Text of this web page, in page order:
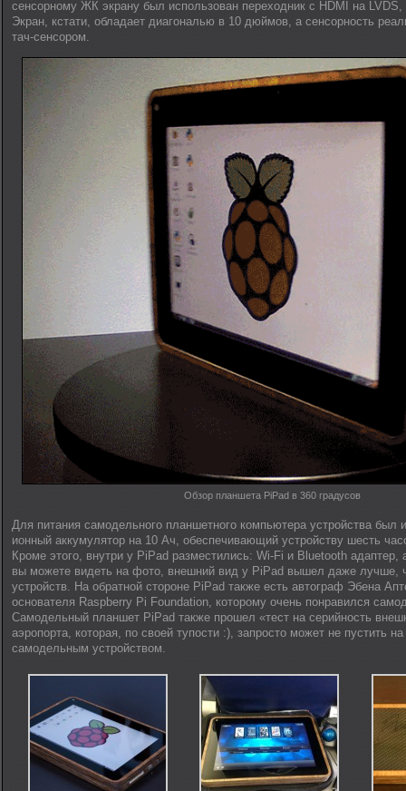
сенсорному ЖК экрану был использован переходник с HDMI на
Экран, кстати, обладает диагональю в 10 дюймов, а сенсорность
тач-сенсором.
Обзор планшета PiPad в 360 градусов
Для питания самодельного планшетного компьютера устройства был
ионный аккумулятор на 10 Ач, обеспечивающий устройству шесть
Кроме этого, внутри у PiPad разместились: Wi-Fi и Bluetooth адаптер,
вы можете видеть на фото, внешний вид у PiPad вышел даже лучше,
устройств. На обратной стороне PiPad также есть автограф Эбена
основателя Raspberry Pi Foundation, которому очень понравился
Самодельный планшет PiPad также прошел «тест на серийность
аэропорта, которая, по своей тупости :), запросто может не пустить
самодельным устройством.